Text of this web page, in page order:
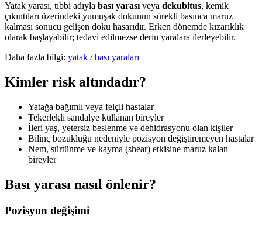
Yatak yarası, tıbbi adıyla bası yarasıveya dekubitus, kemik
çıkıntıları üzerindeki yumuşak dokunun sürekli basınca maruz
kalması sonucu gelişen doku hasarıdır. Erken dönemde kızarıklık
olarak başlayabilir; tedavi edilmezse derin yaralara ilerleyebilir.
Daha fazla bilgi: yatak / bası yaraları
Kimler risk altındadır?
Yatağa bağımlı veya felçli hastalar
Tekerlekli sandalye kullanan bireyler
İleri yaş, yetersiz beslenme ve dehidrasyonu olan kişiler
Bilinç bozukluğu nedeniyle pozisyon değiştiremeyen hastalar
Nem, sürtünme ve kayma (shear) etkisine maruz kalan
bireyler
Bası yarası nasıl önlenir?
Pozisyon değişimi